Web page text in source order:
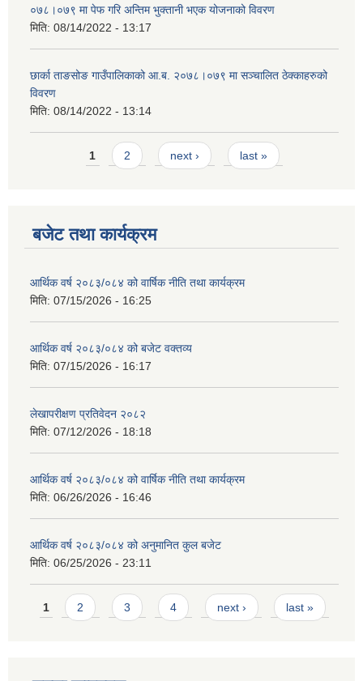
०७८।०७९ मा पेफ गरि अन्तिम भुक्तानी भएक योजनाको विवरण
मिति: 08/14/2022 - 13:17
छार्का ताङसोङ गाउँपालिकाको आ.ब. २०७८।०७९ मा सञ्चालित ठेक्काहरुको
विवरण
मिति: 08/14/2022 - 13:14
Pages1 2 next › last »
बजेट तथा कार्यक्रम
आर्थिक वर्ष २०८३/०८४ को वार्षिक नीति तथा कार्यक्रम
मिति: 07/15/2026 - 16:25
आर्थिक वर्ष २०८३/०८४ को बजेट वक्तव्य
मिति: 07/15/2026 - 16:17
लेखापरीक्षण प्रतिवेदन २०८२
मिति: 07/12/2026 - 18:18
आर्थिक वर्ष २०८३/०८४ को वार्षिक नीति तथा कार्यक्रम
मिति: 06/26/2026 - 16:46
आर्थिक वर्ष २०८३/०८४ को अनुमानित कुल बजेट
मिति: 06/25/2026 - 23:11
Pages
1 2 3 4 next › last »